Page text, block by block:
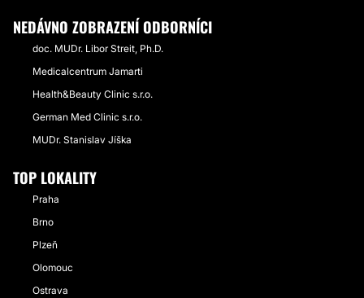
NEDÁVNO ZOBRAZENÍ ODBORNÍCI
doc. MUDr. Libor Streit, Ph.D.
Medicalcentrum Jamarti
Health&Beauty Clinic s.r.o.
German Med Clinic s.r.o.
MUDr. Stanislav Jíška
TOP LOKALITY
Praha
Brno
Plzeň
Olomouc
Ostrava